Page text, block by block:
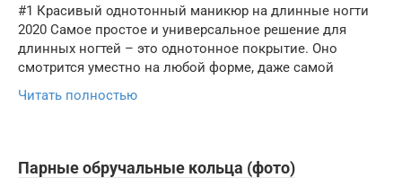
#1 Красивый однотонный маникюр на длинные ногти
2020 Самое простое и универсальное решение для
длинных ногтей – это однотонное покрытие. Оно
смотрится уместно на любой форме, даже самой
Читать полностью
Парные обручальные кольца (фото)